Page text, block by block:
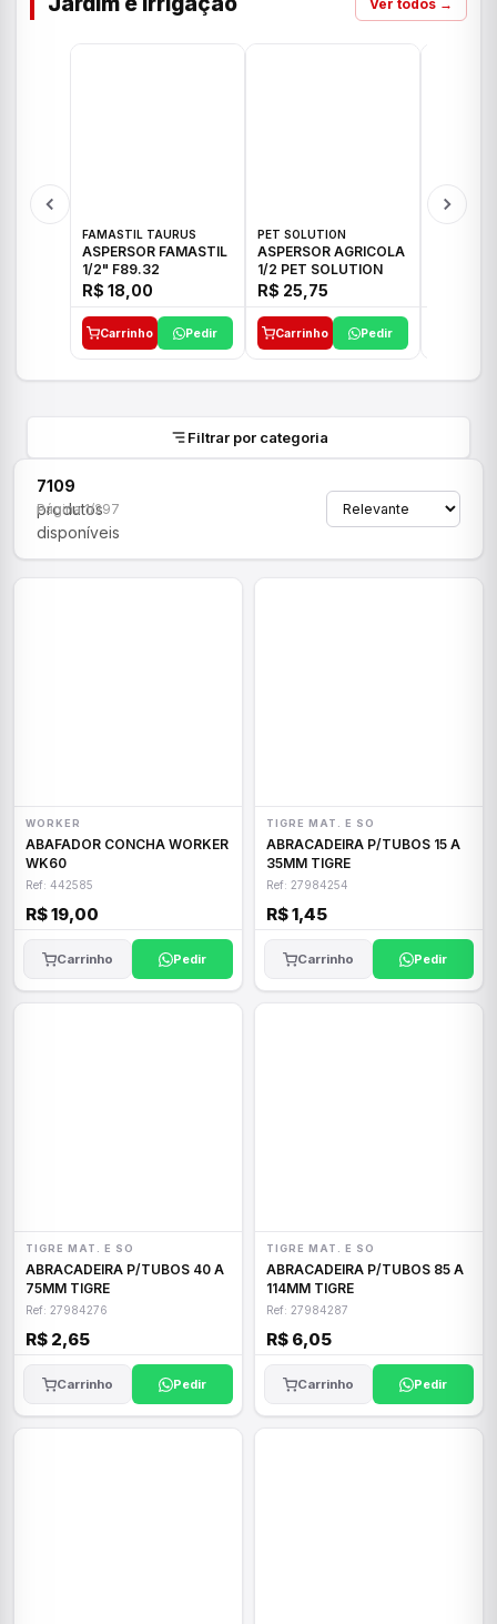
Ver todos →
FAMASTIL TAURUS
ASPERSOR FAMASTIL
1/2" F89.32
R$ 18,00
Carrinho Pedir
PET SOLUTION
ASPERSOR AGRICOLA
1/2 PET SOLUTION
R$ 25,75
Carrinho Pedir
Filtrar por categoria
7109
produtos
disponíveis
Página 1/297
WORKER
ABAFADOR CONCHA WORKER
WK60
Ref: 442585
R$ 19,00
Carrinho Pedir
TIGRE MAT. E SO
ABRACADEIRA P/TUBOS 15 A
35MM TIGRE
Ref: 27984254
R$ 1,45
Carrinho Pedir
TIGRE MAT. E SO
ABRACADEIRA P/TUBOS 40 A
75MM TIGRE
Ref: 27984276
R$ 2,65
Carrinho Pedir
TIGRE MAT. E SO
ABRACADEIRA P/TUBOS 85 A
114MM TIGRE
Ref: 27984287
R$ 6,05
Carrinho Pedir